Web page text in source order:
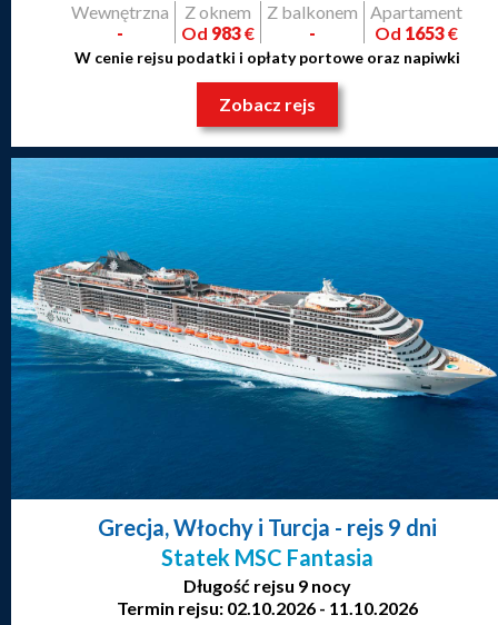
Wewnętrzna
-
Z oknem
Od 983€
Z balkonem
-
Apartament
Od 1653€
W cenie rejsu podatki i opłaty portowe oraz napiwki
Zobacz rejs
Grecja, Włochy i Turcja - rejs 9 dni
Statek MSC Fantasia
Długość rejsu 9 nocy
Termin rejsu: 02.10.2026 - 11.10.2026